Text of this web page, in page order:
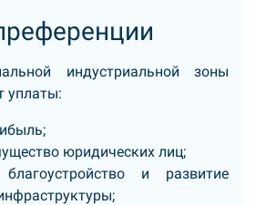
индустриальной зоны
уплаты:
юридических лиц;
и развитие